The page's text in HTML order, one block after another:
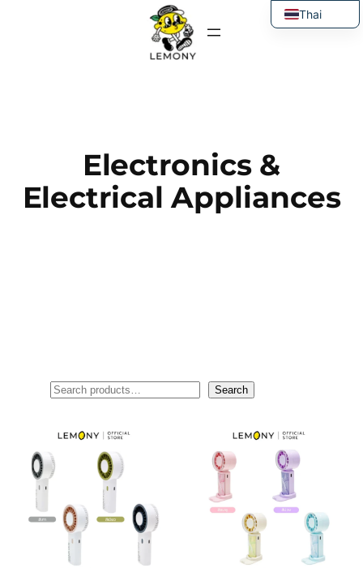
Electronics &
Electrical Appliances
Search
Thai